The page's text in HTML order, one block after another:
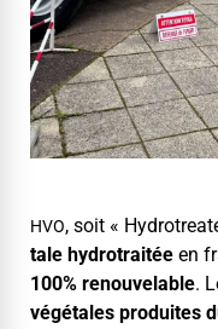
HVO, soit «
tale hydro­traitée en
100% renou­ve­lable.
végé­tales pro­duites